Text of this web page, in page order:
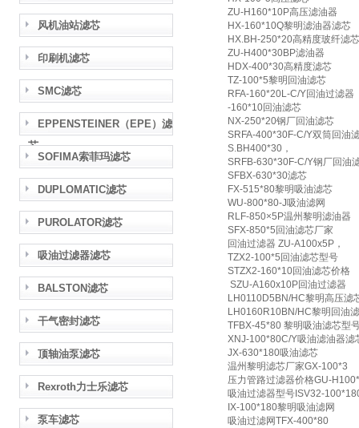
风机油站滤芯
印刷机滤芯
SMC滤芯
EPPENSTEINER（EPE）滤
芯
SOFIMA索菲玛滤芯
DUPLOMATIC滤芯
PUROLATOR滤芯
吸油过滤器滤芯
BALSTON滤芯
干气密封滤芯
顶轴油泵滤芯
Rexroth力士乐滤芯
泵车滤芯
ZU-H160*10P高压滤油器
HX-160*10Q黎明滤油器滤芯
HX.BH-250*20高精度玻纤滤芯
ZU-H400*30BP滤油器
HDX-400*30高精度滤芯
TZ-100*5黎明回油滤芯
RFA-160*20L-C/Y回油过滤器
-160*10回油滤芯
NX-250*20钢厂回油滤芯
SRFA-400*30F-C/Y双筒回油
S.BH400*30，
SRFB-630*30F-C/Y钢厂回油
SFBX-630*30滤芯
FX-515*80黎明吸油滤芯
WU-800*80-J吸油滤网
RLF-850×5P温州黎明滤油器
SFX-850*5回油滤芯厂家
回油过滤器 ZU-A100x5P，
TZX2-100*5回油滤芯型号
STZX2-160*10回油滤芯价格
SZU-A160x10P回油过滤器
LH0110D5BN/HC黎明高压滤
LH0160R10BN/HC黎明回油
TFBX-45*80 黎明吸油滤芯型
XNJ-100*80C/Y吸油滤油器滤
JX-630*180吸油滤芯
温州黎明滤芯厂家GX-100*3
压力管路过滤器价格GU-
吸油过滤器型号ISV32-
IX-100*180黎明吸油滤网
吸油过滤网TFX-400*80